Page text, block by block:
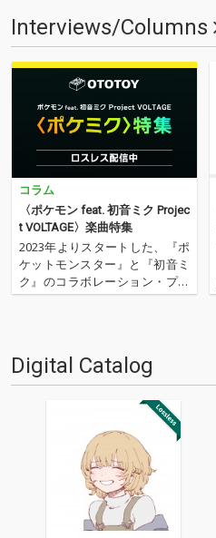
Interviews/Columns
コラム
〈ポケモン feat. 初音ミク Projec
t VOLTAGE〉楽曲特集
2023年よりスタートした、『ポ
ケットモンスター』と『初音ミ
ク』のコラボレーション・プロ
ジェクト、〈ポケモン feat. 初
ロPたちが書き下ろした楽曲群
は…
Digital Catalog